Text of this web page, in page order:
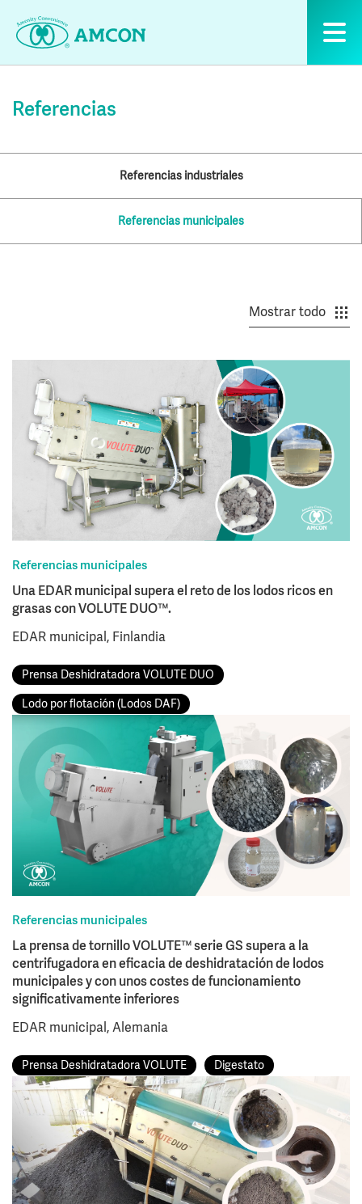
Referencias
Referencias industriales
Referencias municipales
Mostrar todo
Referencias municipales
Una EDAR municipal supera el reto de los lodos ricos en
grasas con VOLUTE DUO™.
EDAR municipal, Finlandia
Prensa Deshidratadora VOLUTE DUO
Lodo por flotación (Lodos DAF)
Referencias municipales
La prensa de tornillo VOLUTE™ serie GS supera a la
centrifugadora en eficacia de deshidratación de lodos
municipales y con unos costes de funcionamiento
significativamente inferiores
EDAR municipal, Alemania
Prensa Deshidratadora VOLUTE Digestato